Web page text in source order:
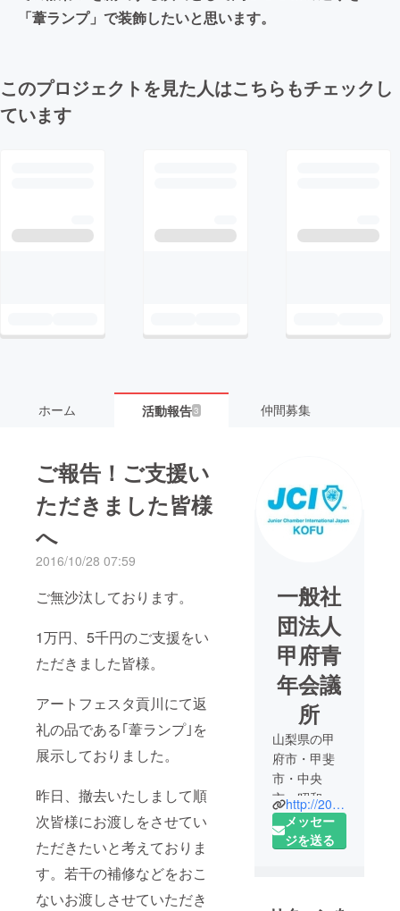
「葦ランプ」で装飾したいと思います。
このプロジェクトを見た人はこちらもチェックし
ています
ホーム 活動報告3 仲間募集
ご報告！ご支援い
ただきました皆様
へ
2016/10/28 07:59
ご無沙汰しております。
1万円、5千円のご支援をい
ただきました皆様。
アートフェスタ貢川にて返
礼の品である｢葦ランプ｣を
展示しておりました。
昨日、撤去いたしまして順
次皆様にお渡しをさせてい
ただきたいと考えておりま
す。若干の補修などをおこ
ないお渡しさせていただき
一般社
団法人
甲府青
年会議
所
山梨県の甲
府市・甲斐
市・中央
市・昭和町
を拠点と
し、「明る
http://2016.kofujc.com/
メッセー
ジを送る